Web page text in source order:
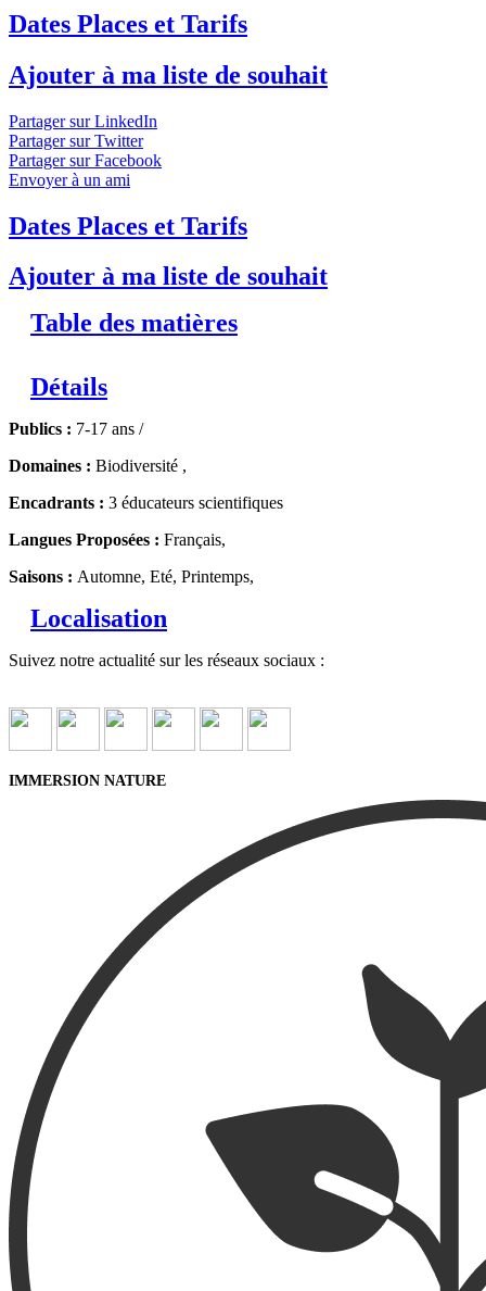
Le loup en classe découverte
à 4
Partez à la rencontre du loup et explorez son rôle au sein de nos
écosystèmes montagnards !
↓ Niveaux 1 à 4
Dates Places et Tarifs
Ajouter à ma liste de souhait
Partager sur LinkedIn
Partager sur Twitter
Partager sur Facebook
Envoyer à un ami
Dates Places et Tarifs
Ajouter à ma liste de souhait
Table des matières
Détails
Publics : 7-17 ans /
Domaines : Biodiversité ,
Encadrants : 3 éducateurs scientifiques
Langues Proposées : Français,
Saisons : Automne, Eté, Printemps,
Localisation
Suivez notre actualité sur les réseaux sociaux :
IMMERSION NATURE